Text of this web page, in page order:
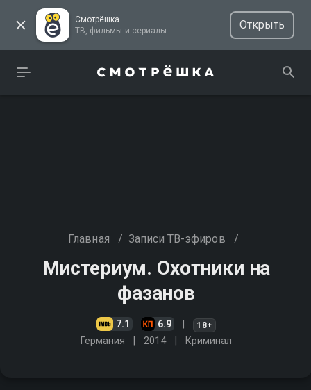
Смотрёшка
ТВ, фильмы и сериалы
Открыть
Главная / Записи ТВ-эфиров /
Мистериум. Охотники на
фазанов
7.1 6.9 18+
Германия 2014 Криминал